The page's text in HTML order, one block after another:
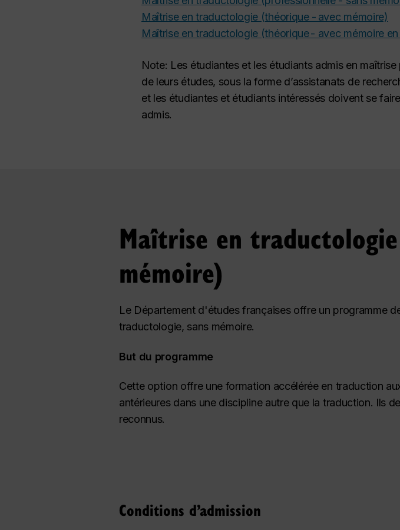
Maîtrise en traductologie (théorique - avec mémoire)
Maîtrise en traductologie (théorique - avec mémoire
Note: Les étudiantes et les étudiants admis en
de leurs études, sous la forme d’assistanats de
et les étudiantes et étudiants intéressés doivent se
admis.
Maîtrise en
mémoire)
Le Département d'études françaises offre un programme
traductologie, sans mémoire.
But du programme
Cette option offre une formation accélérée en traduction
antérieures dans une discipline autre que la traduction. Ils
reconnus.
Conditions d’admission